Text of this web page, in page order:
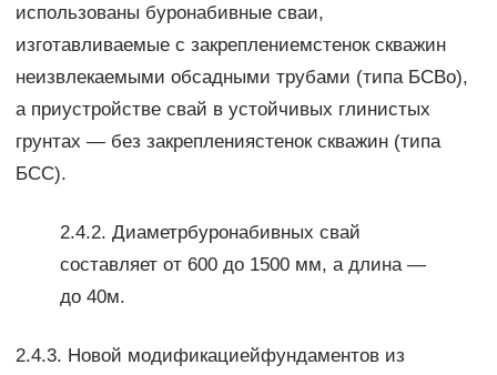
использованы буронабивные сваи,
изготавливаемые с закреплениемстенок скважин
неизвлекаемыми обсадными трубами (типа БСВо),
а приустройстве свай в устойчивых глинистых
грунтах — без закреплениястенок скважин (типа
БСС).
2.4.2. Диаметрбуронабивных свай
составляет от 600 до 1500 мм, а длина —
до 40м.
2.4.3. Новой модификациейфундаментов из